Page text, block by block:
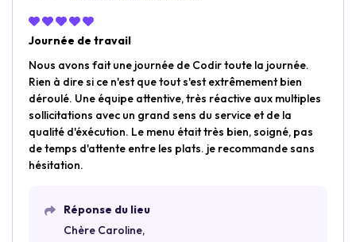
Journée de travail
Nous avons fait une journée de Codir toute la journée.
Rien à dire si ce n'est que tout s'est extrêmement bien
déroulé. Une équipe attentive, très réactive aux multiples
sollicitations avec un grand sens du service et de la
qualité d'éxécution. Le menu était très bien, soigné, pas
de temps d'attente entre les plats. je recommande sans
hésitation.
Réponse du lieu
Chère Caroline,